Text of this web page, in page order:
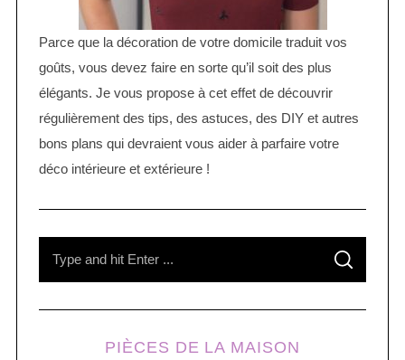
Parce que la décoration de votre domicile traduit vos
goûts, vous devez faire en sorte qu’il soit des plus
élégants. Je vous propose à cet effet de découvrir
régulièrement des tips, des astuces, des DIY et autres
bons plans qui devraient vous aider à parfaire votre
déco intérieure et extérieure !
S
A
C
PIÈCES DE LA MAISON